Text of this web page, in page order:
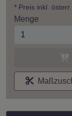
* Preis inkl. österr.
Menge